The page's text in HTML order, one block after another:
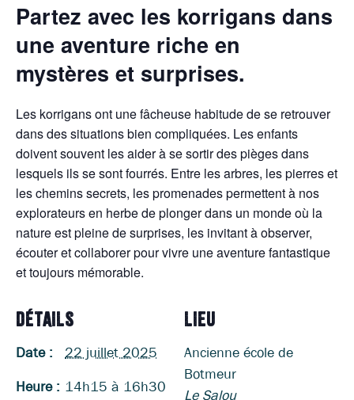
Partez avec les korrigans dans
une aventure riche en
mystères et surprises.
Les korrigans ont une fâcheuse habitude de se retrouver
dans des situations bien compliquées. Les enfants
doivent souvent les aider à se sortir des pièges dans
lesquels ils se sont fourrés. Entre les arbres, les pierres et
les chemins secrets, les promenades permettent à nos
explorateurs en herbe de plonger dans un monde où la
nature est pleine de surprises, les invitant à observer,
écouter et collaborer pour vivre une aventure fantastique
et toujours mémorable.
DÉTAILS
Date :
22 juillet 2025
Heure : 14h15 à 16h30
LIEU
Ancienne école de
Botmeur
Le Salou